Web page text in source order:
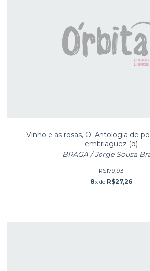
Vinho e as rosas, O. Antologia de
embriaguez (d)
BRAGA / Jorge Sousa
R$179,93
8x de R$27,26